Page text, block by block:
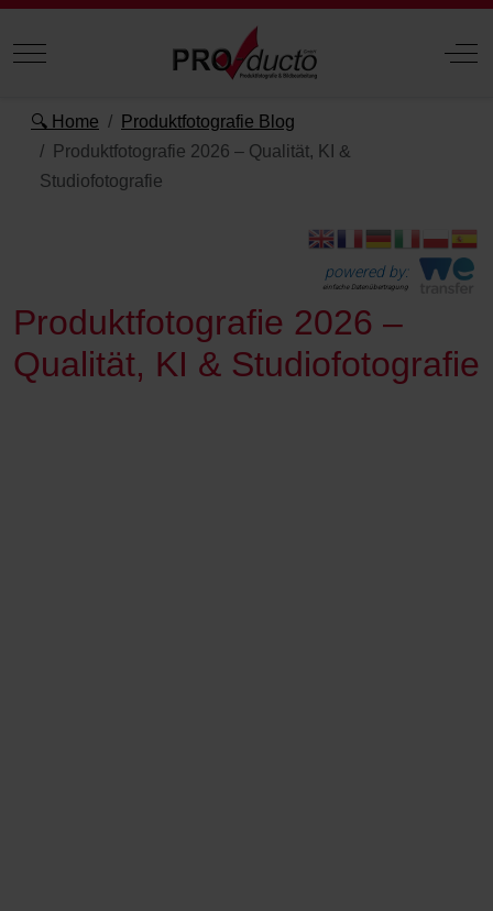
Mobile Menu Toggle Off-
🔍 Home
Produktfotografie Blog
Produktfotografie 2026 – Qualität, KI &
Studiofotografie
powered by:
einfache Datenübertragung
Produktfotografie 2026 –
Qualität, KI & Studiofotografie